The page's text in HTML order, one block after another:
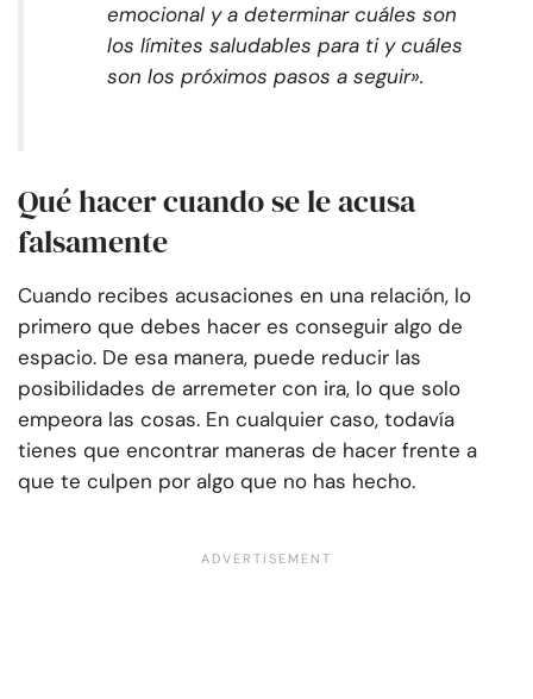
emocional y a determinar cuáles son
los límites saludables para ti y cuáles
son los próximos pasos a seguir».
Qué hacer cuando se le acusa
falsamente
Cuando recibes acusaciones en una relación, lo
primero que debes hacer es conseguir algo de
espacio. De esa manera, puede reducir las
posibilidades de arremeter con ira, lo que solo
empeora las cosas. En cualquier caso, todavía
tienes que encontrar maneras de hacer frente a
que te culpen por algo que no has hecho.